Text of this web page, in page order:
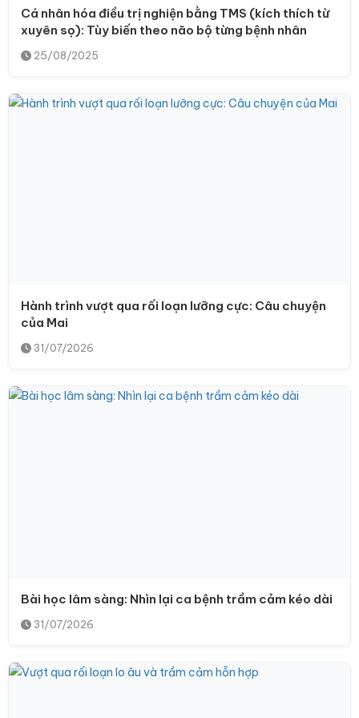
Cá nhân hóa điều trị nghiện bằng TMS (kích thích từ
xuyên sọ): Tùy biến theo não bộ từng bệnh nhân
25/08/2025
Hành trình vượt qua rối loạn lưỡng cực: Câu chuyện
của Mai
31/07/2026
Bài học lâm sàng: Nhìn lại ca bệnh trầm cảm kéo dài
31/07/2026